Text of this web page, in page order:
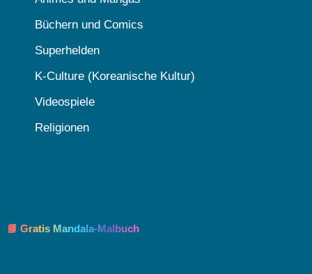
Büchern und Comics
Superhelden
K-Culture (Koreanische Kultur)
Videospiele
Religionen
📘 Gratis Mandala-Malbuch